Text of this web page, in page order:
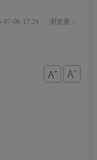
07-06 17:24 浏览量：